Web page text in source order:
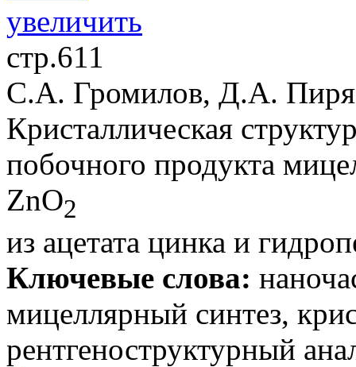
стр.611
С.А. Громилов, Д.А.
Кристаллическая
побочного продукта
ZnO2
из ацетата цинка и
Ключевые слова:
мицеллярный синтез,
рентгеноструктурный